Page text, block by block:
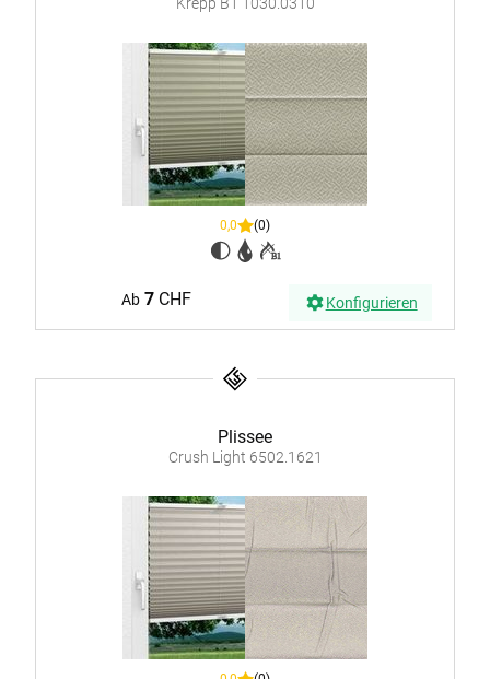
0,0 (0)
Ab 7CHF Konfigurieren
Plissee
Crush Light 6502.1621